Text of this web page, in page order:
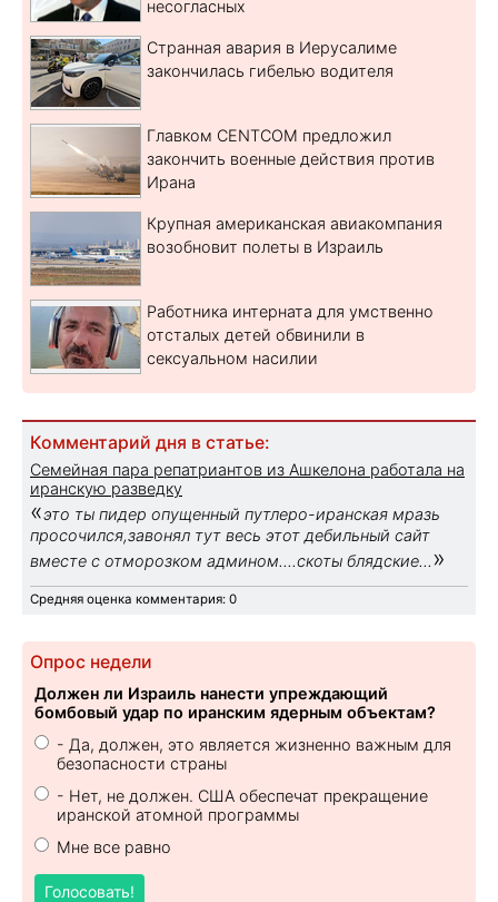
несогласных
Странная авария в Иерусалиме
закончилась гибелью водителя
Главком CENTCOM предложил
закончить военные действия против
Ирана
Крупная американская авиакомпания
возобновит полеты в Израиль
Работника интерната для умственно
отсталых детей обвинили в
сексуальном насилии
Комментарий дня в статье:
Семейная пара репатриантов из Ашкелона работала на
иранскую разведку
«это ты пидер опущенный путлеро-иранская мразь
просочился,завонял тут весь этот дебильный сайт
вместе с отморозком админом....скоты блядские... »
Средняя оценка комментария: 0
Опрос недели
Должен ли Израиль нанести упреждающий
бомбовый удар по иранским ядерным объектам?
- Да, должен, это является жизненно важным для
безопасности страны
- Нет, не должен. США обеспечат прекращение
иранской атомной программы
Мне все равно
Голосовать!